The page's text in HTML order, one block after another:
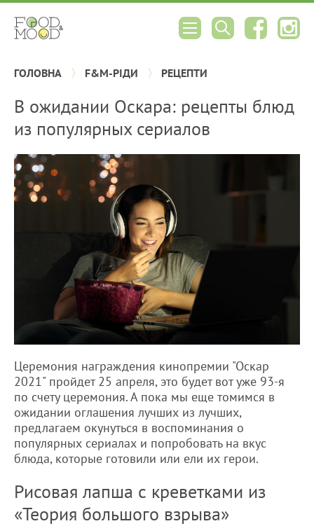
ГОЛОВНА F&M-РІДИ РЕЦЕПТИ
В ожидании Оскара: рецепты блюд
из популярных сериалов
Церемония награждения кинопремии "Оскар
2021" пройдет 25 апреля, это будет вот уже 93-я
по счету церемония. А пока мы еще томимся в
ожидании оглашения лучших из лучших,
предлагаем окунуться в воспоминания о
популярных сериалах и попробовать на вкус
блюда, которые готовили или ели их герои.
Рисовая лапша с креветками из
«Теория большого взрыва»